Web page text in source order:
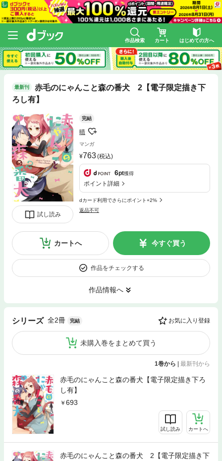
作品検索 カート はじめての方へ
最新刊
赤毛のにゃんこと森の番犬 2【電子限定描き下
ろし有】
試し読み
完結
晴
マンガ
763(税込)
6pt獲得
ポイント詳細
dカード利用でさらにポイント+2%
返品不可
カートへ 今すぐ買う
作品をチェックする
作品情報へ
シリーズ 全2冊 完結 お気に入り登録
未購入巻をまとめて買う
1巻から | 最新刊から
赤毛のにゃんこと森の番犬【電子限定描き下ろ
し有】
693
試し読み カートへ
赤毛のにゃんこと森の番犬 2【電子限定描き下